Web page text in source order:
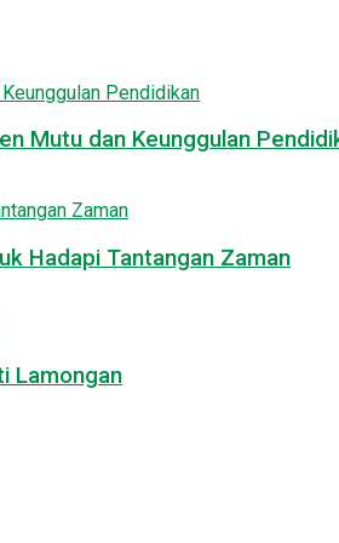
Mutu dan Keunggulan
Hadapi Tantangan Zaman
Lamongan